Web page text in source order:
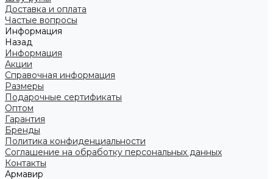
Доставка и оплата
Частые вопросы
Информация
Назад
Информация
Акции
Справочная информация
Размеры
Подарочные сертификаты
Оптом
Гарантия
Бренды
Политика конфиденциальности
Соглашение на обработку персональных данных
Контакты
Армавир